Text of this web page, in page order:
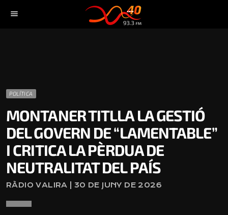
menu
POLÍTICA
MONTANER TITLLA LA GESTIÓ
DEL GOVERN DE “LAMENTABLE”
I CRITICA LA PÈRDUA DE
NEUTRALITAT DEL PAÍS
RÀDIO VALIRA | 30 DE JUNY DE 2026